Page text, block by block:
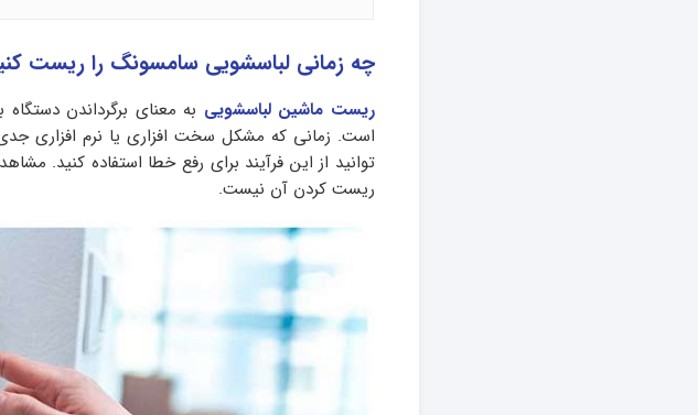
چه زمانی لباسشویی سامسونگ را ریست
ریست ماشین لباسشویی به معنای برگرداندن
است. زمانی که مشکل سخت افزاری یا نرم افزاری
توانید از این فرآیند برای رفع خطا استفاده کنید.
ریست کردن آن نیست.